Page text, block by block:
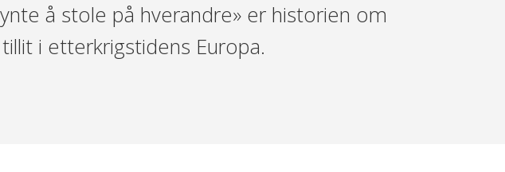
å stole på hverandre» er historien om
i etterkrigstidens Europa.